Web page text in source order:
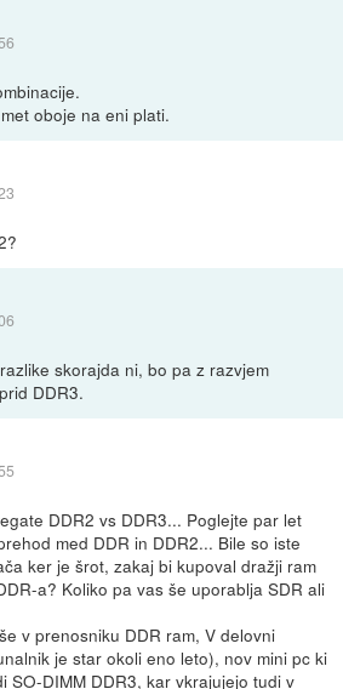
oboje na eni plati.
skorajda ni, bo pa z razvjem
DDR3.
DDR2 vs DDR3... Poglejte par let
med DDR in DDR2... Bile so iste
ker je šrot, zakaj bi kupoval dražji ram
a? Koliko pa vas še uporablja SDR ali
v prenosniku DDR ram, V delovni
je star okoli eno leto), nov mini pc ki
SO-DIMM DDR3, kar vkrajujejo tudi v